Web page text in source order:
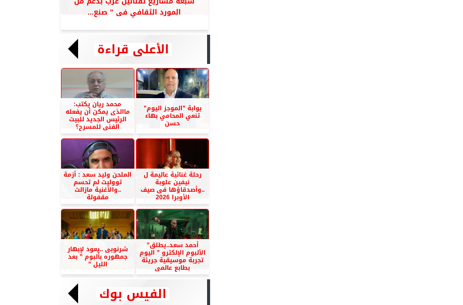
المورد الثقافي فى ” صنع...
الأعلى قراءة
بوابة ”الموجز اليوم”
تنعي المحامي بهاء
حسن
محمد ريان يكتب:
ماالذى يمكن أن يفعله
الرئيس الجديد للبيت
الفنى للمسرح؟
رحلة غنائية عاليمة ل
نيفين علوبة
..وأصدقاؤها فى صيف
الأوبرا 2026
الملحن وليد سعد : أزمة
تووليت لم تحسم
..والأغنية مازالت
مقفولة
أحمد سعد..يطلق”
الألبوم الإلكترو ” اليوم
تجربة موسيقية جريئة
بطابع عالمى
شرنوبى ..يعود لإبهار
جمهوره بألبوم ” بعد
الليل ”
الفيس بوك